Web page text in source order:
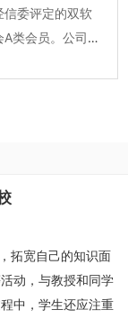
信委评定的双软
类会员。公司按
业ERP管理方
拓宽自己的知识面
动，与教授和同学
中，学生还应注重